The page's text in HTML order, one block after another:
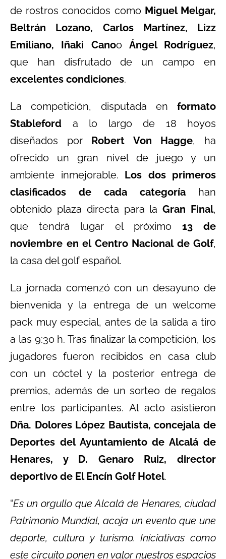
de rostros conocidos como Miguel Melgar,
Beltrán Lozano, Carlos Martínez, Lizz
Emiliano, Iñaki Canoo Ángel Rodríguez,
que han disfrutado de un campo en
excelentes condiciones.
La competición, disputada en formato
Stableford a lo largo de 18 hoyos
diseñados por Robert Von Hagge, ha
ofrecido un gran nivel de juego y un
ambiente inmejorable. Los dos primeros
clasificados de cada categoría han
obtenido plaza directa para laGran Final,
que tendrá lugar el próximo 13 de
noviembre en el Centro Nacional de Golf,
la casa del golf español.
La jornada comenzó con un desayuno de
bienvenida y la entrega de un welcome
pack muy especial, antes de la salida a tiro
a las 9:30 h. Tras finalizar la competición, los
jugadores fueron recibidos en casa club
con un cóctel y la posterior entrega de
premios, además de un sorteo de regalos
entre los participantes. Al acto asistieron
Dña. Dolores López Bautista, concejala de
Deportes del Ayuntamiento de Alcalá de
Henares, y D. Genaro Ruiz, director
deportivo de El Encín Golf Hotel.
“Es un orgullo que Alcalá de Henares, ciudad
Patrimonio Mundial, acoja un evento que une
deporte, cultura y turismo. Iniciativas como
este circuito ponen en valor nuestros espacios